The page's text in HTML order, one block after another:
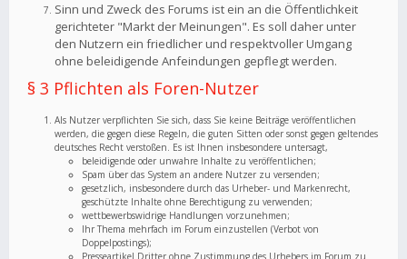
Sinn und Zweck des Forums ist ein an die Öffentlichkeit
gerichteter "Markt der Meinungen". Es soll daher unter
den Nutzern ein friedlicher und respektvoller Umgang
ohne beleidigende Anfeindungen gepflegt werden.
§ 3 Pflichten als Foren-Nutzer
Als Nutzer verpflichten Sie sich, dass Sie keine Beiträge veröffentlichen
werden, die gegen diese Regeln, die guten Sitten oder sonst gegen geltendes
deutsches Recht verstoßen. Es ist Ihnen insbesondere untersagt,
beleidigende oder unwahre Inhalte zu veröffentlichen;
Spam über das System an andere Nutzer zu versenden;
gesetzlich, insbesondere durch das Urheber- und Markenrecht,
geschützte Inhalte ohne Berechtigung zu verwenden;
wettbewerbswidrige Handlungen vorzunehmen;
Ihr Thema mehrfach im Forum einzustellen (Verbot von
Doppelpostings);
Presseartikel Dritter ohne Zustimmung des Urhebers im Forum zu